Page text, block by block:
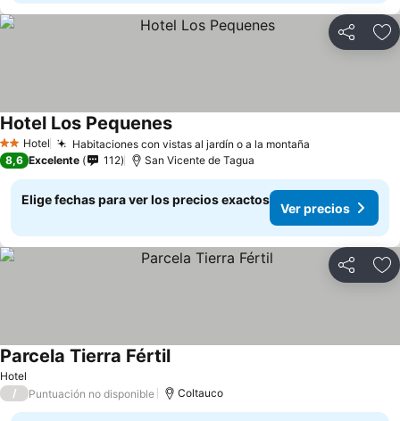
Compartir
2 Estrellas
Hotel Habitaciones con vistas al jardín o a la montaña
Hotel Los Pequenes
8,6 Excelente 112 San Vicente de Tagua
Elige fechas para ver los precios exactos
Ver precios
Compartir
Hotel
Parcela Tierra Fértil
/ Puntuación no disponible Coltauco